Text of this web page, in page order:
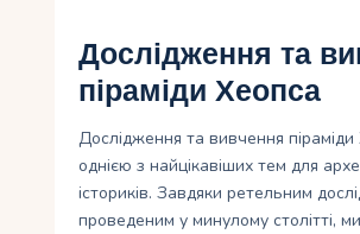
Дослідження та
піраміди Хеопса
Дослідження та вивчення
однією з найцікавіших тем для
істориків. Завдяки ретельним
проведеним у минулому столітті,